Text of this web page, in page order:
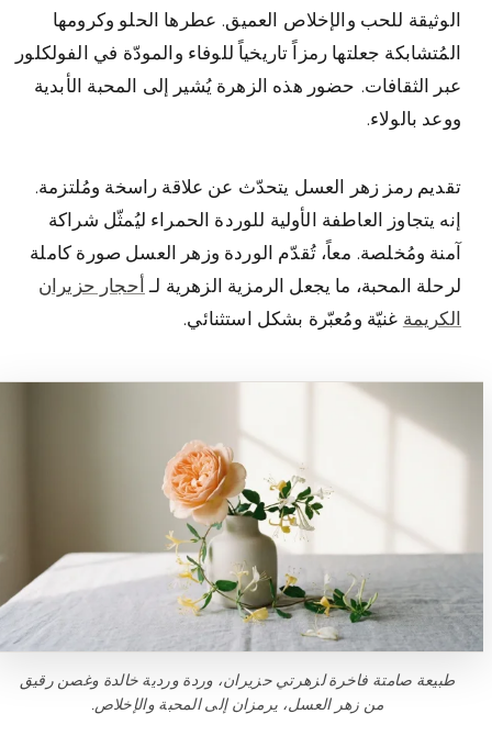
الوثيقة للحب والإخلاص العميق. عطرها الحلو وكرومها
المُتشابكة جعلتها رمزاً تاريخياً للوفاء والمودّة في الفولكلور
عبر الثقافات. حضور هذه الزهرة يُشير إلى المحبة الأبدية
ووعد بالولاء.
تقديم رمز زهر العسل يتحدّث عن علاقة راسخة ومُلتزمة.
إنه يتجاوز العاطفة الأولية للوردة الحمراء ليُمثّل شراكة
آمنة ومُخلصة. معاً، تُقدّم الوردة وزهر العسل صورة كاملة
لرحلة المحبة، ما يجعل الرمزية الزهرية لـأحجار حزيران
الكريمةغنيّة ومُعبّرة بشكل استثنائي.
طبيعة صامتة فاخرة لزهرتي حزيران، وردة وردية خالدة وغصن رقيق
من زهر العسل، يرمزان إلى المحبة والإخلاص.